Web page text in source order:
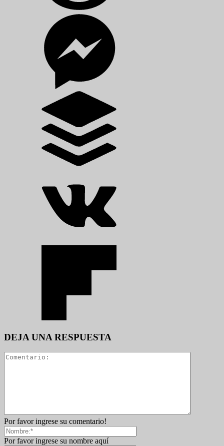
DEJA UNA RESPUESTA
Por favor ingrese su comentario!
Por favor ingrese su nombre aquí